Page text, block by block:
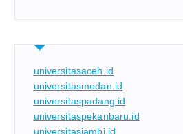
universitasaceh.id
universitasmedan.id
universitaspadang.id
universitaspekanbaru.id
universitasjambi.id